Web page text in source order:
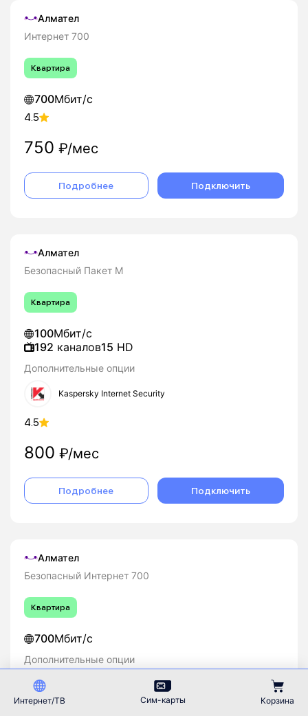
Алмател
Интернет 700
Квартира
700Мбит/с
4.5
750 ₽/мес
Подробнее Подключить
Алмател
Безопасный Пакет M
Квартира
100Мбит/с
192 каналов15 HD
Дополнительные опции
Kaspersky Internet Security
4.5
800 ₽/мес
Подробнее Подключить
Алмател
Безопасный Интернет 700
Квартира
700Мбит/с
Дополнительные опции
Kaspersky Internet Security
Интернет/ТВ Сим-карты Корзина